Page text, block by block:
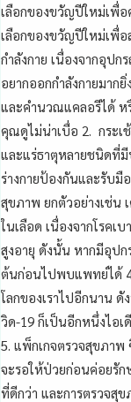
เลือกของขวัญปีใหม่เพื่
เลือกของขวัญปีใหม่เพื่
กำลังกาย เนื่องจากอุป
อยากออกกำลังกายมาก
และคำนวณแคลอรีได้ ห
คุณดูไม่น่าเบื่อ 2. กระเ
และแร่ธาตุหลายชนิดที่มี
ร่างกายป้องกันและรับมื
สุขภาพ ยกตัวอย่างเช่น
ในเลือด เนื่องจากโรคเ
สูงอายุ ดังนั้น หากมีอุปก
ต้นก่อนไปพบแพทย์ได้
โลกของเราไปอีกนาน
วิด-19 ก็เป็นอีกหนึ่งไอ
5. แพ็กเกจตรวจสุขภาพ
จะรอให้ป่วยก่อนค่อยรัก
ที่ดีกว่า และการตรวจสุ